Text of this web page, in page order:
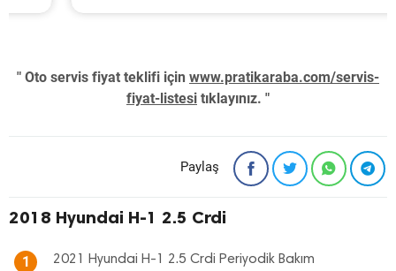
" Oto servis fiyat teklifi için www.pratikaraba.com/servis-
fiyat-listesi tıklayınız. "
Paylaş
2018 Hyundai H-1 2.5 Crdi
1 2021 Hyundai H-1 2.5 Crdi Periyodik Bakım